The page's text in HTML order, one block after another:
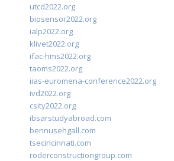
utcd2022.org
biosensor2022.org
ialp2022.org
klivet2022.org
ifac-hms2022.org
taoms2022.org
iias-euromena-conference2022.org
ivd2022.org
csity2022.org
ibsarstudyabroad.com
bennusehgall.com
tsecincinnati.com
roderconstructiongroup.com